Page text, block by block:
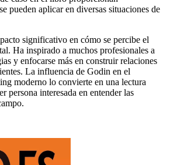
pueden aplicar en diversas situaciones de
significativo en cómo se percibe el
Ha inspirado a muchos profesionales a
y enfocarse más en construir relaciones
La influencia de Godin en el
moderno lo convierte en una lectura
persona interesada en entender las